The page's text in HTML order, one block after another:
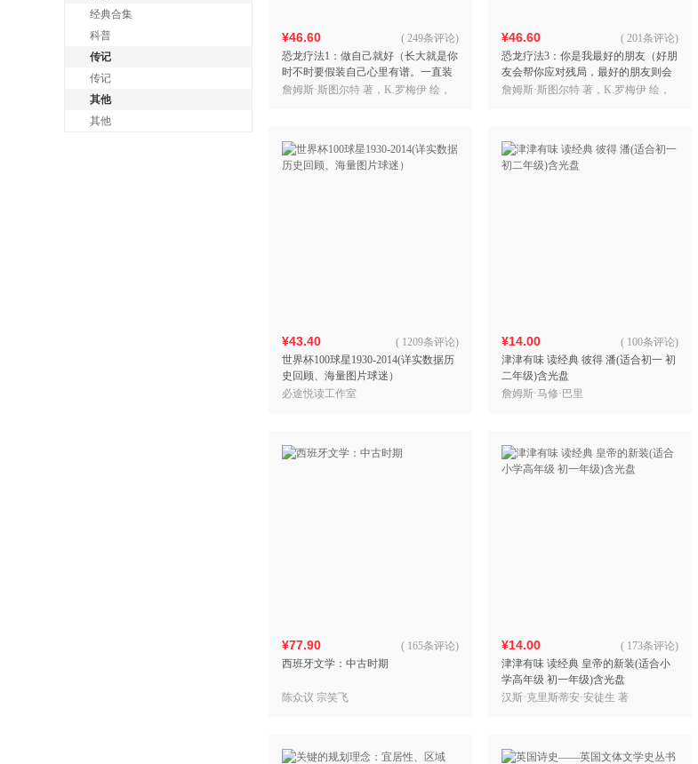
经典合集
科普
传记
传记
其他
其他
¥46.60
恐龙疗法1：做自己就好（长大就是你
时不时要假装自己心里有谱。一直装
到你真的有谱！）国际超级畅销书，
( 249条评论)
詹姆斯·斯图尔特 著，K.罗梅伊 绘，
¥46.60
恐龙疗法3：你是我最好的朋友（好朋
友会帮你应对残局，最好的朋友则会
帮你开疆拓土！）国际超级畅销书，
( 201条评论)
詹姆斯·斯图尔特 著，K.罗梅伊 绘，
¥43.40
世界杯100球星1930-2014(详实数据历
史回顾、海量图片球迷）
( 1209条评论)
必途悦读工作室
¥14.00
津津有味 读经典 彼得 潘(适合初一 初
二年级)含光盘
( 100条评论)
詹姆斯·马修·巴里
¥77.90
西班牙文学：中古时期
( 165条评论)
陈众议 宗笑飞
¥14.00
津津有味 读经典 皇帝的新装(适合小
学高年级 初一年级)含光盘
( 173条评论)
汉斯·克里斯蒂安·安徒生 著